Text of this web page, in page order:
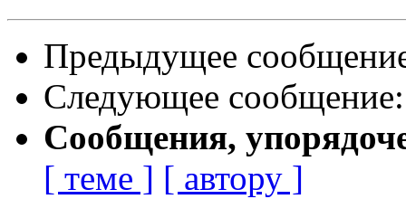
Предыдущее
Следующее
Сообщения,
[ теме ] [ автору ]